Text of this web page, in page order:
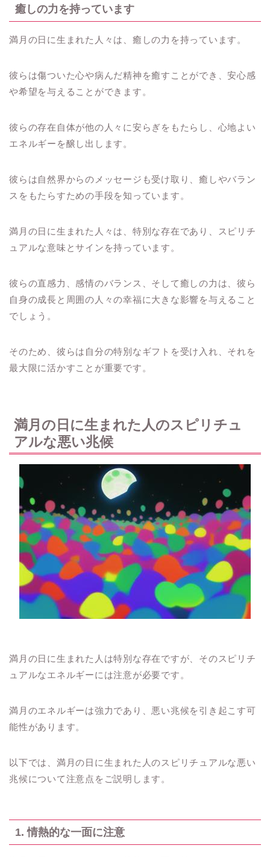
癒しの力を持っています
満月の日に生まれた人々は、癒しの力を持っています。
彼らは傷ついた心や病んだ精神を癒すことができ、安心感
や希望を与えることができます。
彼らの存在自体が他の人々に安らぎをもたらし、心地よい
エネルギーを醸し出します。
彼らは自然界からのメッセージも受け取り、癒しやバラン
スをもたらすための手段を知っています。
満月の日に生まれた人々は、特別な存在であり、スピリチ
ュアルな意味とサインを持っています。
彼らの直感力、感情のバランス、そして癒しの力は、彼ら
自身の成長と周囲の人々の幸福に大きな影響を与えること
でしょう。
そのため、彼らは自分の特別なギフトを受け入れ、それを
最大限に活かすことが重要です。
満月の日に生まれた人のスピリチュ
アルな悪い兆候
満月の日に生まれた人は特別な存在ですが、そのスピリチ
ュアルなエネルギーには注意が必要です。
満月のエネルギーは強力であり、悪い兆候を引き起こす可
能性があります。
以下では、満月の日に生まれた人のスピリチュアルな悪い
兆候について注意点をご説明します。
1. 情熱的な一面に注意